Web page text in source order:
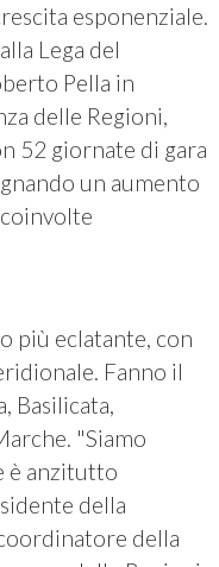
esponenziale.
Lega del
Pella in
delle Regioni,
52 giornate di gara
un aumento
più eclatante, con
Fanno il
Basilicata,
"Siamo
è anzitutto
della
della